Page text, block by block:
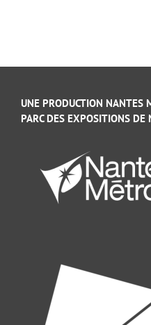
UNE PRODUCTION NANTES
PARC DES EXPOSITIONS DE